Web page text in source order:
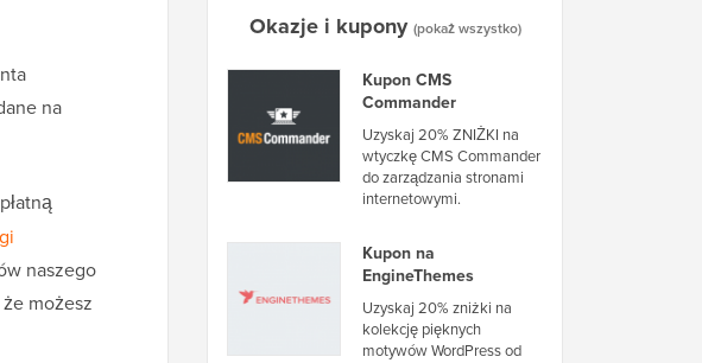
na
naszego
możesz
Okazje i kupony (pokaż wszystko)
Kupon CMS
Commander
Uzyskaj 20% ZNIŻKI na
wtyczkę CMS Commander
do zarządzania stronami
internetowymi.
Kupon na
EngineThemes
Uzyskaj 20% zniżki na
kolekcję pięknych
motywów WordPress od